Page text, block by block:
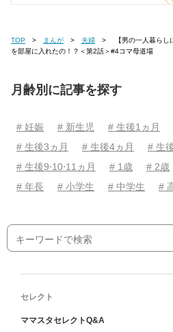
TOP まんが 夫婦
を部屋に入れたの！？＜第2話＞#4コマ母道場
月齢別に記事を探す
# 妊娠 # 新生児 # 生後1ヵ月
# 生後3ヵ月
# 生後4ヵ月 # 生
# 生後9⋅10⋅11ヵ月
# 1歳 # 2歳
# 年長
# 小学生 # 中学生 #
セレクト
ママスタセレクトQ&A